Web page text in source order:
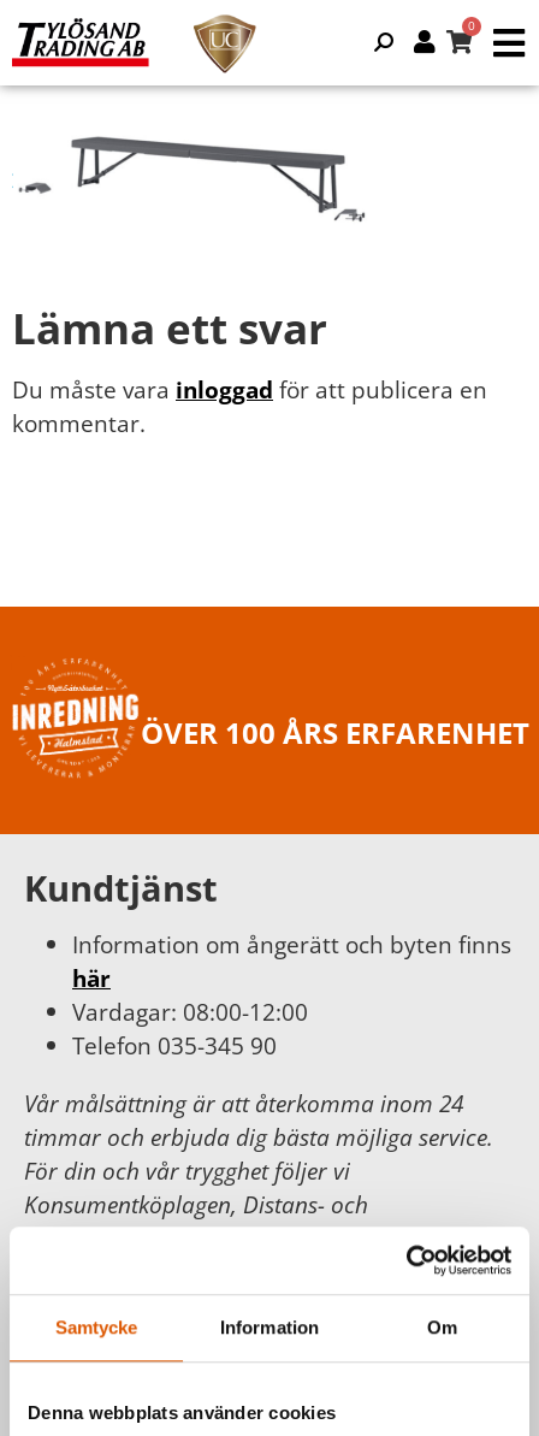
Samtycke Information Om
Denna webbplats använder cookies
Lämna ett svar
Du måste vara inloggad för att publicera en
kommentar.
ÖVER 100 ÅRS ERFARENHET
Kundtjänst
Information om ångerätt och byten finns
här
Vardagar: 08:00-12:00
Telefon 035-345 90
Vår målsättning är att återkomma inom 24
timmar och erbjuda dig bästa möjliga service.
För din och vår trygghet följer vi
Konsumentköplagen, Distans- och
eller vill du prata med en säljare?